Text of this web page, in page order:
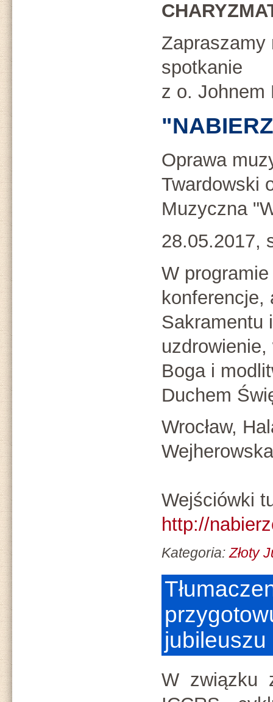
Zapraszamy
spotkanie
z o. Johnem
Oprawa
Twardowski
Muzyczna
28.05.2017,
W
konferencje,
Sakramentu
Boga i
Duchem
Wrocław,
Wejściówki
http://
Kategoria:Złoty
W związku